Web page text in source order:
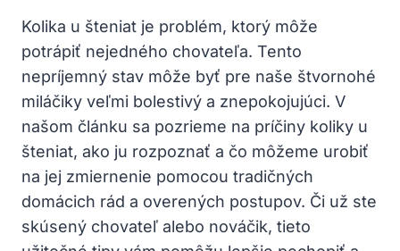
Kolika u šteniat je problém, ktorý môže
potrápiť nejedného chovateľa. Tento
nepríjemný stav môže byť pre naše štvornohé
miláčiky veľmi bolestivý a znepokojujúci. V
našom článku sa pozrieme na príčiny koliky u
šteniat, ako ju rozpoznať a čo môžeme urobiť
na jej zmiernenie pomocou tradičných
domácich rád a overených postupov. Či už ste
skúsený chovateľ alebo nováčik, tieto